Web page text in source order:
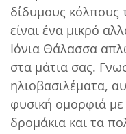
δίδυμους κόλπους
είναι ένα μικρό
Ιόνια Θάλασσα
στα μάτια σας.
ηλιοβασιλέματα,
φυσική ομορφιά με
δρομάκια και τα